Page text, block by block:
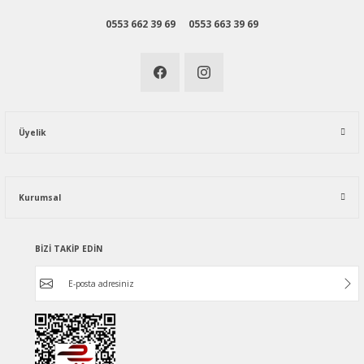
0553 662 39 69 0553 663 39 69
Üyelik
Kurumsal
BİZİ TAKİP EDİN